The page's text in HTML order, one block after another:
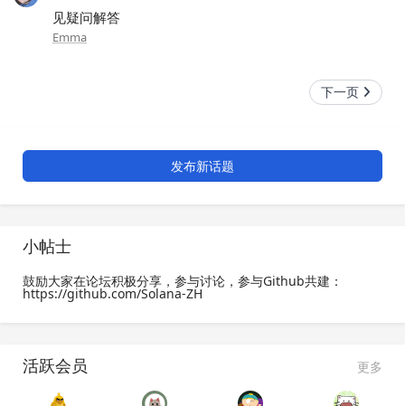
见疑问解答
Emma
下一页
发布新话题
小帖士
鼓励大家在论坛积极分享，参与讨论，参与Github共建：
https://github.com/Solana-ZH
活跃会员 更多